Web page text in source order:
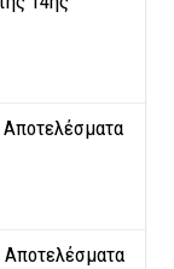
Αποτελέσματα
Αποτελέσματα